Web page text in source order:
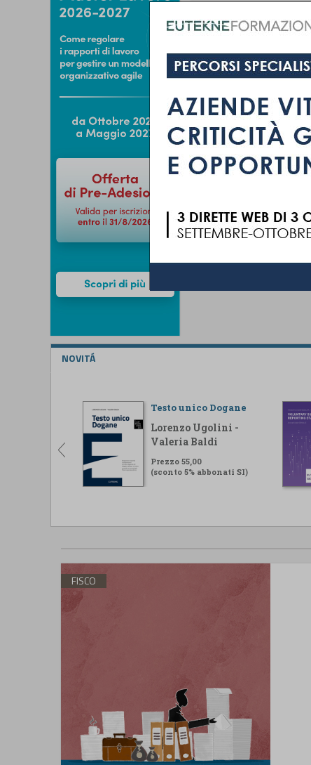
NOVITÁ
Testo unico Dogane
Lorenzo Ugolini -
Valeria Baldi
Prezzo 55,00
(sconto 5% abbonati SI)
FISCO